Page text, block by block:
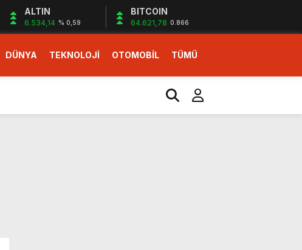
ALTIN
6.534,14 % 0,59
BITCOIN
64.621,78 0.866
DÜNYA TEKNOLOJİ OTOMOBİL TÜMÜ